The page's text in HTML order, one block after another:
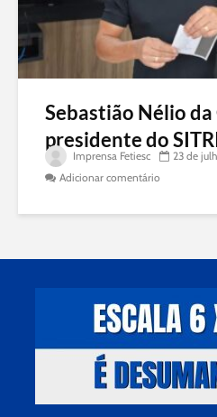
Sebastião Nélio
presidente do
Imprensa Fetiesc 23 de
Adicionar comentário